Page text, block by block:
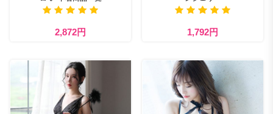
2,872円 1,792円